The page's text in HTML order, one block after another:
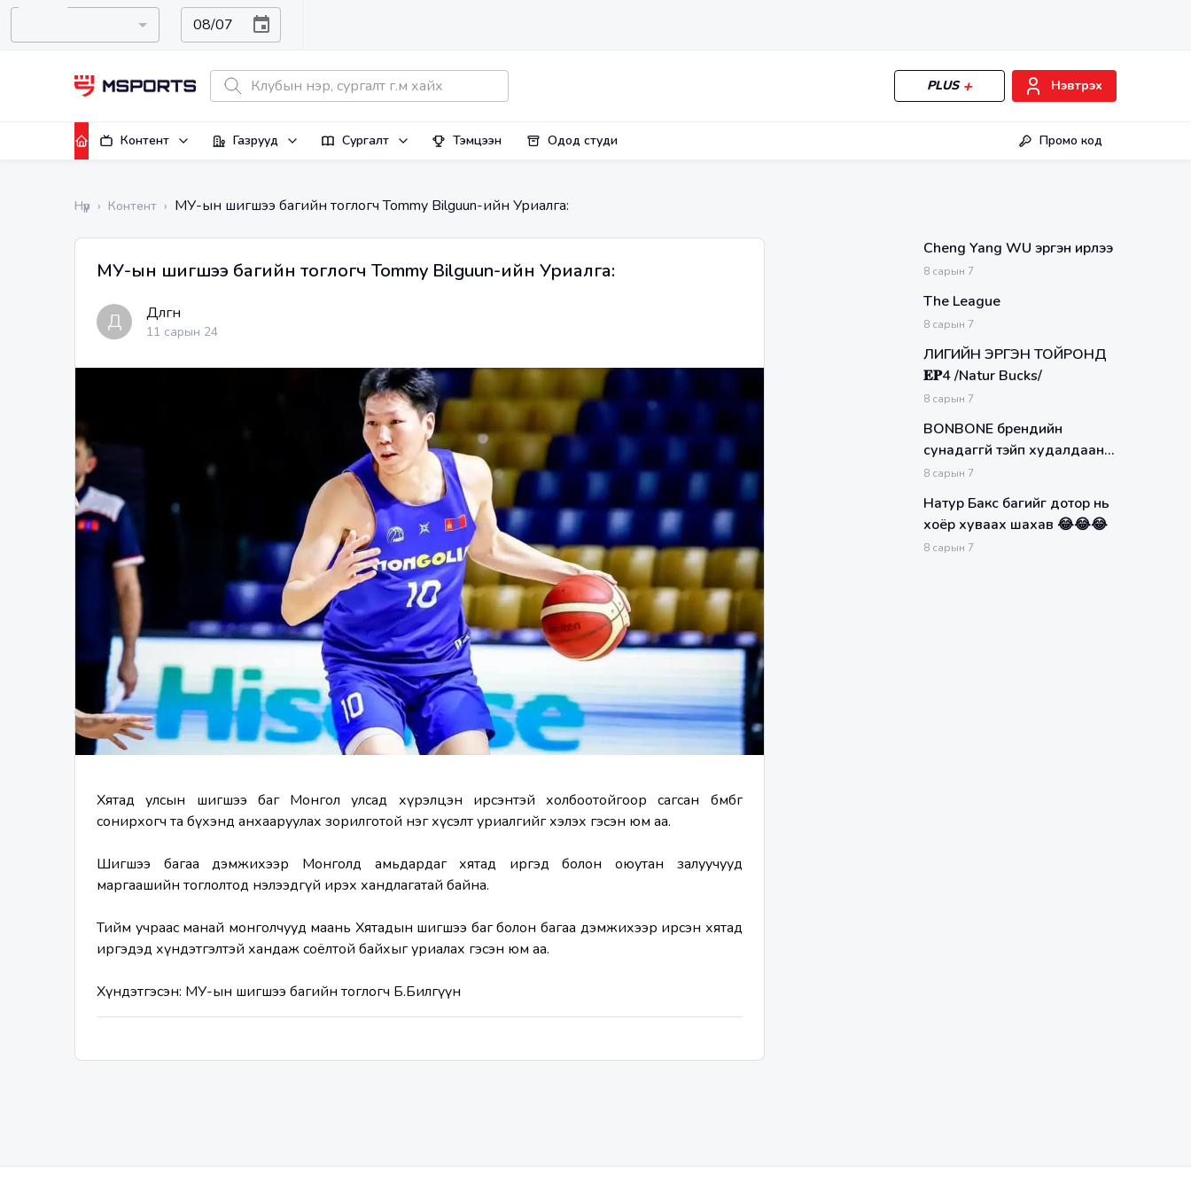
PLUS Нэвтрэх
Контент Газрууд Сургалт Тэмцээн Одод студи Промо код
Нүүр › Контент › МУ-ын шигшээ багийн тоглогч Tommy Bilguun-ийн Уриалга:
МУ-ын шигшээ багийн тоглогч Tommy Bilguun-ийн Уриалга:
Д Дөлгөөн
11 сарын 24
Хятад улсын шигшээ баг Монгол улсад хүрэлцэн ирсэнтэй холбоотойгоор сагсан бөмбөг
сонирхогч та бүхэнд анхааруулах зорилготой нэг хүсэлт уриалгийг хэлэх гэсэн юм аа.
Шигшээ багаа дэмжихээр Монголд амьдардаг хятад иргэд болон оюутан залуучууд
маргаашийн тоглолтод нэлээдгүй ирэх хандлагатай байна.
Тийм учраас манай монголчууд маань Хятадын шигшээ баг болон багаа дэмжихээр ирсэн хятад
иргэдэд хүндэтгэлтэй хандаж соёлтой байхыг уриалах гэсэн юм аа.
Хүндэтгэсэн: МУ-ын шигшээ багийн тоглогч Б.Билгүүн
Cheng Yang WU эргэн ирлээ
8сарын 7
The League
8сарын 7
ЛИГИЙН ЭРГЭН ТОЙРОНД
𝐄𝐏4 /Natur Bucks/
8сарын 7
BONBONE брендийн
сунадаггүй тэйп худалдаанд
гарлаа
8сарын 7
Натур Бакс багийг дотор нь
хоёр хуваах шахав 😂😂😂
8сарын 7